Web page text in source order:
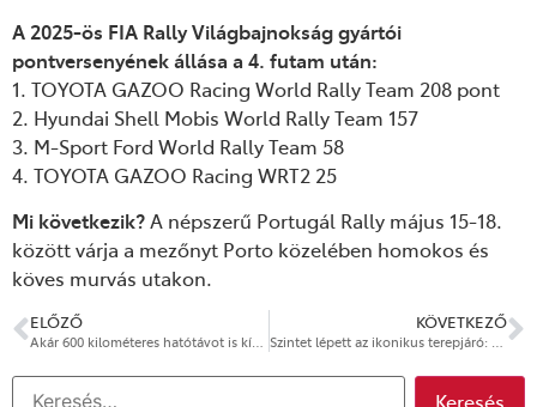
A 2025-ös FIA Rally Világbajnokság gyártói
pontversenyének állása a 4. futam után:
1. TOYOTA GAZOO Racing World Rally Team 208 pont
2. Hyundai Shell Mobis World Rally Team 157
3. M-Sport Ford World Rally Team 58
4. TOYOTA GAZOO Racing WRT2 25
Mi következik?A népszerű Portugál Rally május 15-18.
között várja a mezőnyt Porto közelében homokos és
köves murvás utakon.
ELŐZŐ KÖVETKEZŐ